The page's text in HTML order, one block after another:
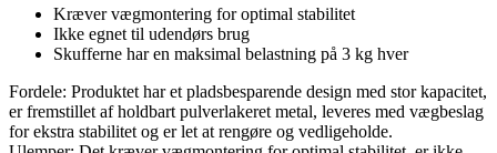
Kræver vægmontering for optimal stabilitet
Ikke egnet til udendørs brug
Skufferne har en maksimal belastning på 3 kg hver
Fordele: Produktet har et pladsbesparende design med stor kapacitet,
er fremstillet af holdbart pulverlakeret metal, leveres med vægbeslag
for ekstra stabilitet og er let at rengøre og vedligeholde.